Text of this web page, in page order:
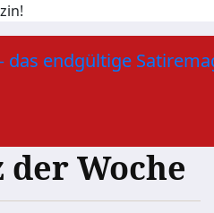
Woche